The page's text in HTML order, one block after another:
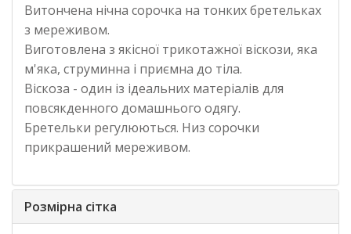
Витончена нічна сорочка на тонких бретельках
з мереживом.
Виготовлена з якісної трикотажної віскози, яка
м'яка, струминна і приємна до тіла.
Віскоза - один із ідеальних матеріалів для
повсякденного домашнього одягу.
Бретельки регулюються. Низ сорочки
прикрашений мереживом.
Розмірна сітка